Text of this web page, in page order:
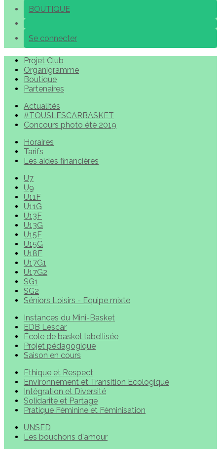
BOUTIQUE
Se connecter
Projet Club
Organigramme
Boutique
Partenaires
Actualités
#TOUSLESCARBASKET
Concours photo été 2019
Horaires
Tarifs
Les aides financières
U7
U9
U11F
U11G
U13F
U13G
U15F
U15G
U18F
U17G1
U17G2
SG1
SG2
Séniors Loisirs - Equipe mixte
Instances du Mini-Basket
EDB Lescar
École de basket labellisée
Projet pédagogique
Saison en cours
Ethique et Respect
Environnement et Transition Ecologique
Intégration et Diversité
Solidarité et Partage
Pratique Féminine et Féminisation
UNSED
Les bouchons d'amour